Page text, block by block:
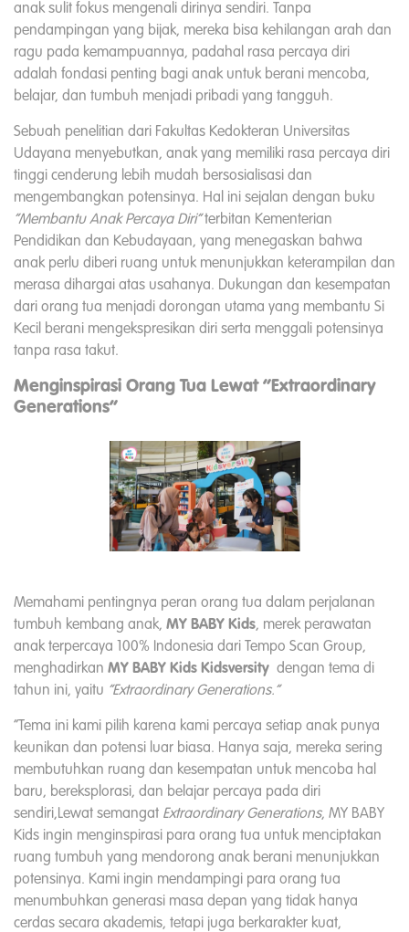
anak sulit fokus mengenali dirinya sendiri. Tanpa
pendampingan yang bijak, mereka bisa kehilangan arah dan
ragu pada kemampuannya, padahal rasa percaya diri
adalah fondasi penting bagi anak untuk berani mencoba,
belajar, dan tumbuh menjadi pribadi yang tangguh.
Sebuah penelitian dari Fakultas Kedokteran Universitas
Udayana menyebutkan, anak yang memiliki rasa percaya diri
tinggi cenderung lebih mudah bersosialisasi dan
mengembangkan potensinya. Hal ini sejalan dengan buku
“Membantu Anak Percaya Diri”terbitan Kementerian
Pendidikan dan Kebudayaan, yang menegaskan bahwa
anak perlu diberi ruang untuk menunjukkan keterampilan dan
merasa dihargai atas usahanya. Dukungan dan kesempatan
dari orang tua menjadi dorongan utama yang membantu Si
Kecil berani mengekspresikan diri serta menggali potensinya
tanpa rasa takut.
Menginspirasi Orang Tua Lewat “Extraordinary
Generations”
Memahami pentingnya peran orang tua dalam perjalanan
tumbuh kembang anak, MY BABY Kids, merek perawatan
anak terpercaya 100% Indonesia dari Tempo Scan Group,
menghadirkan MY BABY Kids Kidsversity dengan tema di
tahun ini, yaitu “Extraordinary Generations.”
“Tema ini kami pilih karena kami percaya setiap anak punya
keunikan dan potensi luar biasa. Hanya saja, mereka sering
membutuhkan ruang dan kesempatan untuk mencoba hal
baru, bereksplorasi, dan belajar percaya pada diri
sendiri,Lewat semangat Extraordinary Generations, MY BABY
Kids ingin menginspirasi para orang tua untuk menciptakan
ruang tumbuh yang mendorong anak berani menunjukkan
potensinya. Kami ingin mendampingi para orang tua
menumbuhkan generasi masa depan yang tidak hanya
cerdas secara akademis, tetapi juga berkarakter kuat,